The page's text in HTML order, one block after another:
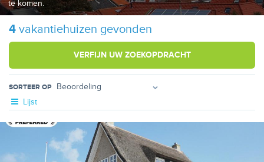
te komen.
4 vakantiehuizen gevonden
VERFIJN UW ZOEKOPDRACHT
SORTEER OP
Lijst